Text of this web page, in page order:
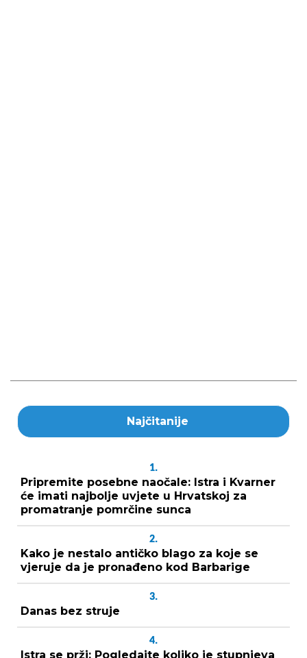
Najčitanije
1.
Pripremite posebne naočale: Istra i Kvarner
će imati najbolje uvjete u Hrvatskoj za
promatranje pomrčine sunca
2.
Kako je nestalo antičko blago za koje se
vjeruje da je pronađeno kod Barbarige
3.
Danas bez struje
4.
Istra se prži: Pogledajte koliko je stupnjeva